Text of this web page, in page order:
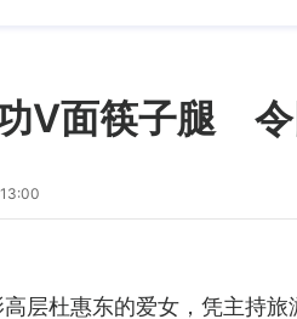
V面筷子腿 令
层杜惠东的爱女，凭主持